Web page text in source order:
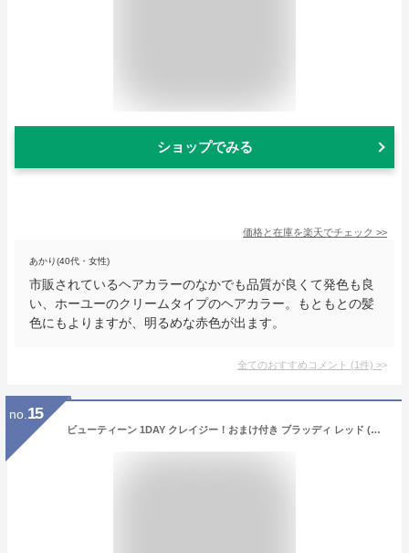
ショップでみる
価格と在庫を楽天でチェック >>
あかり(40代・女性)
市販されているヘアカラーのなかでも品質が良くて発色も良
い、ホーユーのクリームタイプのヘアカラー。もともとの髪
色にもよりますが、明るめな赤色が出ます。
全てのおすすめコメント (1件) >
no. 15
ビューティーン 1DAY クレイジー！おまけ付き ブラッディ レッド (ヘアカラースプレー シャンプーで落ちる) 赤 35g セルフカラー 部分 全体染め hoyu ホーユー Beauteen